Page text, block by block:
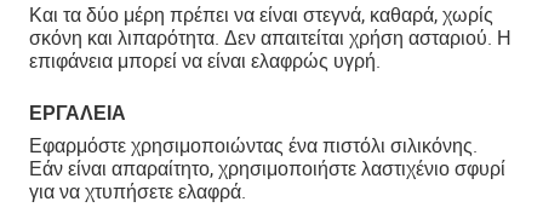
Και τα δύο μέρη πρέπει να είναι στεγνά, καθαρά, χωρίς
σκόνη και λιπαρότητα. Δεν απαιτείται χρήση ασταριού. Η
επιφάνεια μπορεί να είναι ελαφρώς υγρή.
ΕΡΓΑΛΕΊΑ
Εφαρμόστε χρησιμοποιώντας ένα πιστόλι σιλικόνης.
Εάν είναι απαραίτητο, χρησιμοποιήστε λαστιχένιο σφυρί
για να χτυπήσετε ελαφρά.